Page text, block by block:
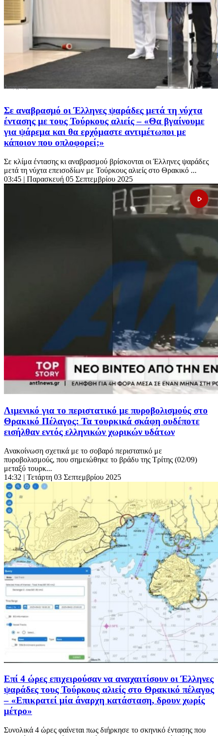
Σε αναβρασμό οι Έλληνες ψαράδες μετά τη νύχτα
έντασης με τους Τούρκους αλιείς – «Θα βγαίνουμε
για ψάρεμα και θα ερχόμαστε αντιμέτωποι με
κάποιον που οπλοφορεί;»
Σε κλίμα έντασης κι αναβρασμού βρίσκονται οι Έλληνες ψαράδες
μετά τη νύχτα επεισοδίων με Τούρκους αλιείς στο Θρακικό ...
03:45 | Παρασκευή 05 Σεπτεμβρίου 2025
Λιμενικό για το περιστατικό με πυροβολισμούς στο
Θρακικό Πέλαγος: Τα τουρκικά σκάφη ουδέποτε
εισήλθαν εντός ελληνικών χωρικών υδάτων
Ανακοίνωση σχετικά με το σοβαρό περιστατικό με
πυροβολισμούς, που σημειώθηκε το βράδυ της Τρίτης (02/09)
μεταξύ τουρκ...
14:32 | Τετάρτη 03 Σεπτεμβρίου 2025
Επί 4 ώρες επιχειρούσαν να αναχαιτίσουν οι Έλληνες
ψαράδες τους Τούρκους αλιείς στο Θρακικό πέλαγος
– «Επικρατεί μία άναρχη κατάσταση, δρουν χωρίς
μέτρο»
Συνολικά 4 ώρες φαίνεται πως διήρκησε το σκηνικό έντασης που